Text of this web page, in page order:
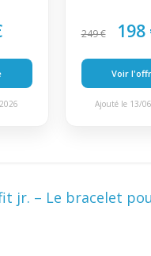
249 € 198
Voir
Ajouté le 13/
jr. – Le bracelet